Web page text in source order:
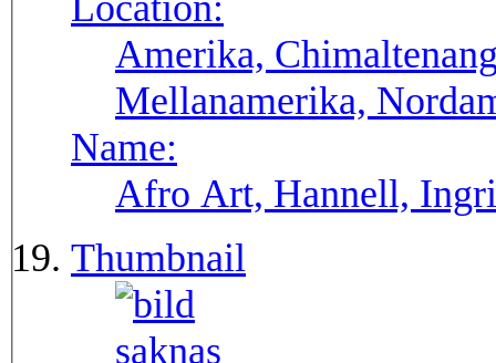
Amerika,
Mellanamerika,
Name:
Afro Art, Hannell,
Thumbnail